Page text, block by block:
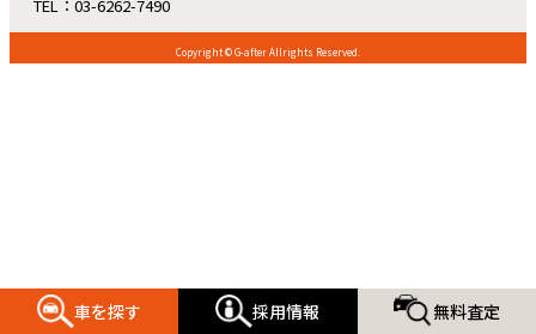
車を探す 採用情報 無料査定
TEL：03-6262-7490
Copyright © G-after Allrights Reserved.